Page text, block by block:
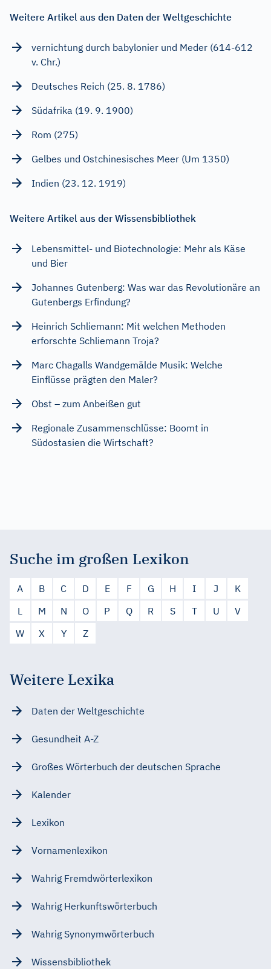
Weitere Artikel aus den Daten der Weltgeschichte
vernichtung durch babylonier und Meder (614-612
v. Chr.)
Deutsches Reich (25. 8. 1786)
Südafrika (19. 9. 1900)
Rom (275)
Gelbes und Ostchinesisches Meer (Um 1350)
Indien (23. 12. 1919)
Weitere Artikel aus der Wissensbibliothek
Lebensmittel- und Biotechnologie: Mehr als Käse
und Bier
Johannes Gutenberg: Was war das Revolutionäre an
Gutenbergs Erfindung?
Heinrich Schliemann: Mit welchen Methoden
erforschte Schliemann Troja?
Marc Chagalls Wandgemälde Musik: Welche
Einflüsse prägten den Maler?
Obst – zum Anbeißen gut
Regionale Zusammenschlüsse: Boomt in
Südostasien die Wirtschaft?
Suche im großen Lexikon
A B C D E F G H I J
K
L
M N O P Q R S T U
V
W
X Y Z
Weitere Lexika
Daten der Weltgeschichte
Gesundheit A-Z
Großes Wörterbuch der deutschen Sprache
Kalender
Lexikon
Vornamenlexikon
Wahrig Fremdwörterlexikon
Wahrig Herkunftswörterbuch
Wahrig Synonymwörterbuch
Wissensbibliothek